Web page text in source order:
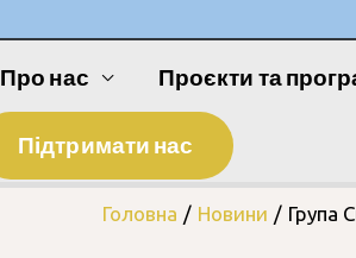
Про нас Проєкти та
Підтримати нас
Головна Новини Група